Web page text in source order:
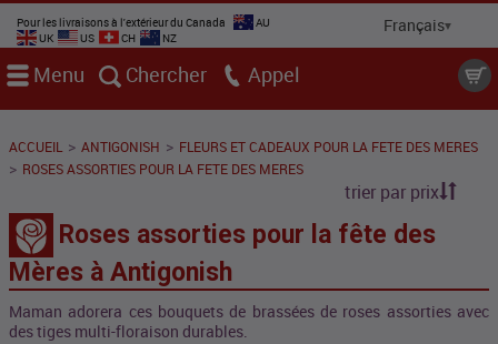
Pour les livraisons à l'extérieur du Canada
AU
UK
US CH NZ
Menu Chercher Appel
ACCUEIL > ANTIGONISH > FLEURS ET CADEAUX POUR LA FETE DES MERES
> ROSES ASSORTIES POUR LA FETE DES MERES
trier par prix
Roses assorties pour la fête des
Mères à Antigonish
Maman adorera ces bouquets de brassées de roses assorties avec
des tiges multi-floraison durables.